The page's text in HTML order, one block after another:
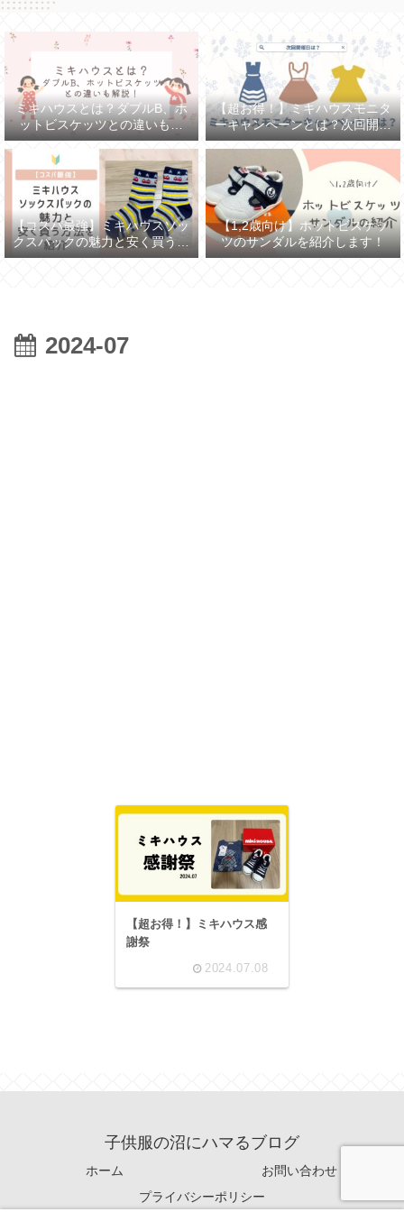
ミキハウスとは？ダブルB、ホ
ットビスケッツとの違いも解
説！
【超お得！】ミキハウスモニタ
ーキャンペーンとは？次回開催
日は？
【コスパ最強】ミキハウスソッ
クスパックの魅力と安く買う方
法を紹介
【1,2歳向け】ホットビスケッ
ツのサンダルを紹介します！
2024-07
【超お得！】ミキハウス感
謝祭
2024.07.08
子供服の沼にハマるブログ
ホーム
お問い合わせ
プライバシーポリシー